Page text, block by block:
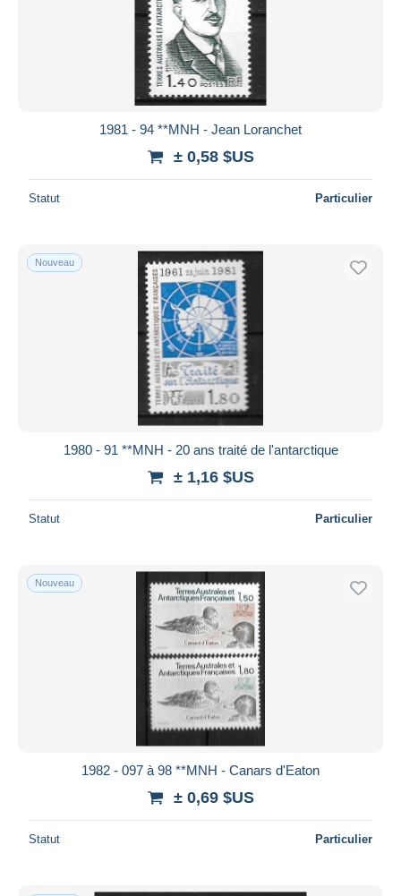
1981 - 94 **MNH - Jean Loranchet
± 0,58 $US
Statut Particulier
Nouveau
1980 - 91 **MNH - 20 ans traité de l'antarctique
± 1,16 $US
Statut Particulier
Nouveau
1982 - 097 à 98 **MNH - Canars d'Eaton
± 0,69 $US
Statut Particulier